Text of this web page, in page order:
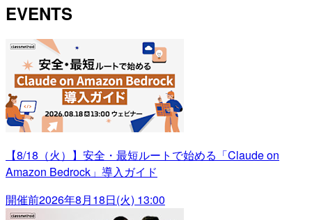
EVENTS
【8/18（火）】安全・最短ルートで始める「Claude on
Amazon Bedrock」導入ガイド
開催前2026年8月18日(火) 13:00